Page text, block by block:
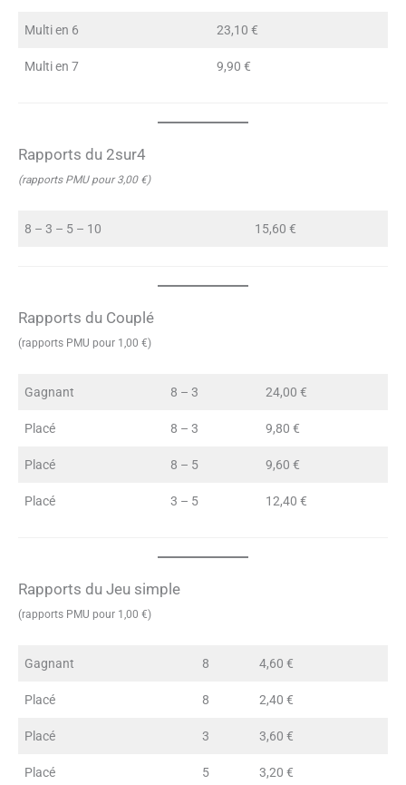
Multi en 6 23,10 €
Multi en 7 9,90 €
Rapports du 2sur4
(rapports PMU pour 3,00 €)
8 – 3 – 5 – 10 15,60 €
Rapports du Couplé
(rapports PMU pour 1,00 €)
Gagnant 8 – 3 24,00 €
Placé 8 – 3 9,80 €
Placé 8 – 5 9,60 €
Placé 3 – 5 12,40 €
Rapports du Jeu simple
(rapports PMU pour 1,00 €)
Gagnant 8 4,60 €
Placé 8 2,40 €
Placé 3 3,60 €
Placé 5 3,20 €